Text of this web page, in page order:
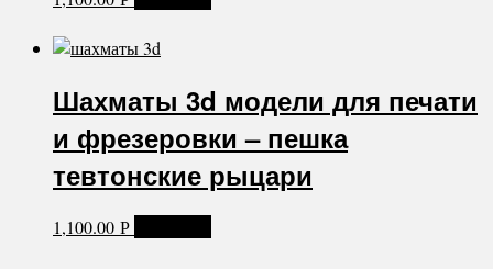
Шахматы 3d модели для печати
и фрезеровки – пешка
тевтонские рыцари
1,100.00 Р